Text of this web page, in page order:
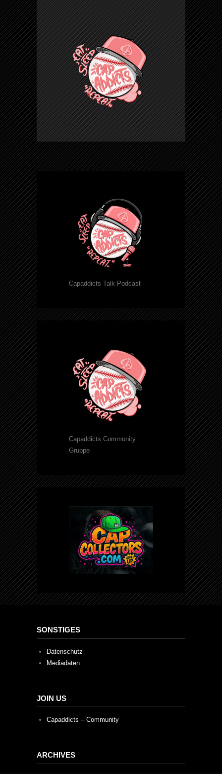
Capaddicts Talk Podcast
Capaddicts Community
Gruppe
SONSTIGES
Datenschutz
Mediadaten
JOIN US
Capaddicts – Community
ARCHIVES